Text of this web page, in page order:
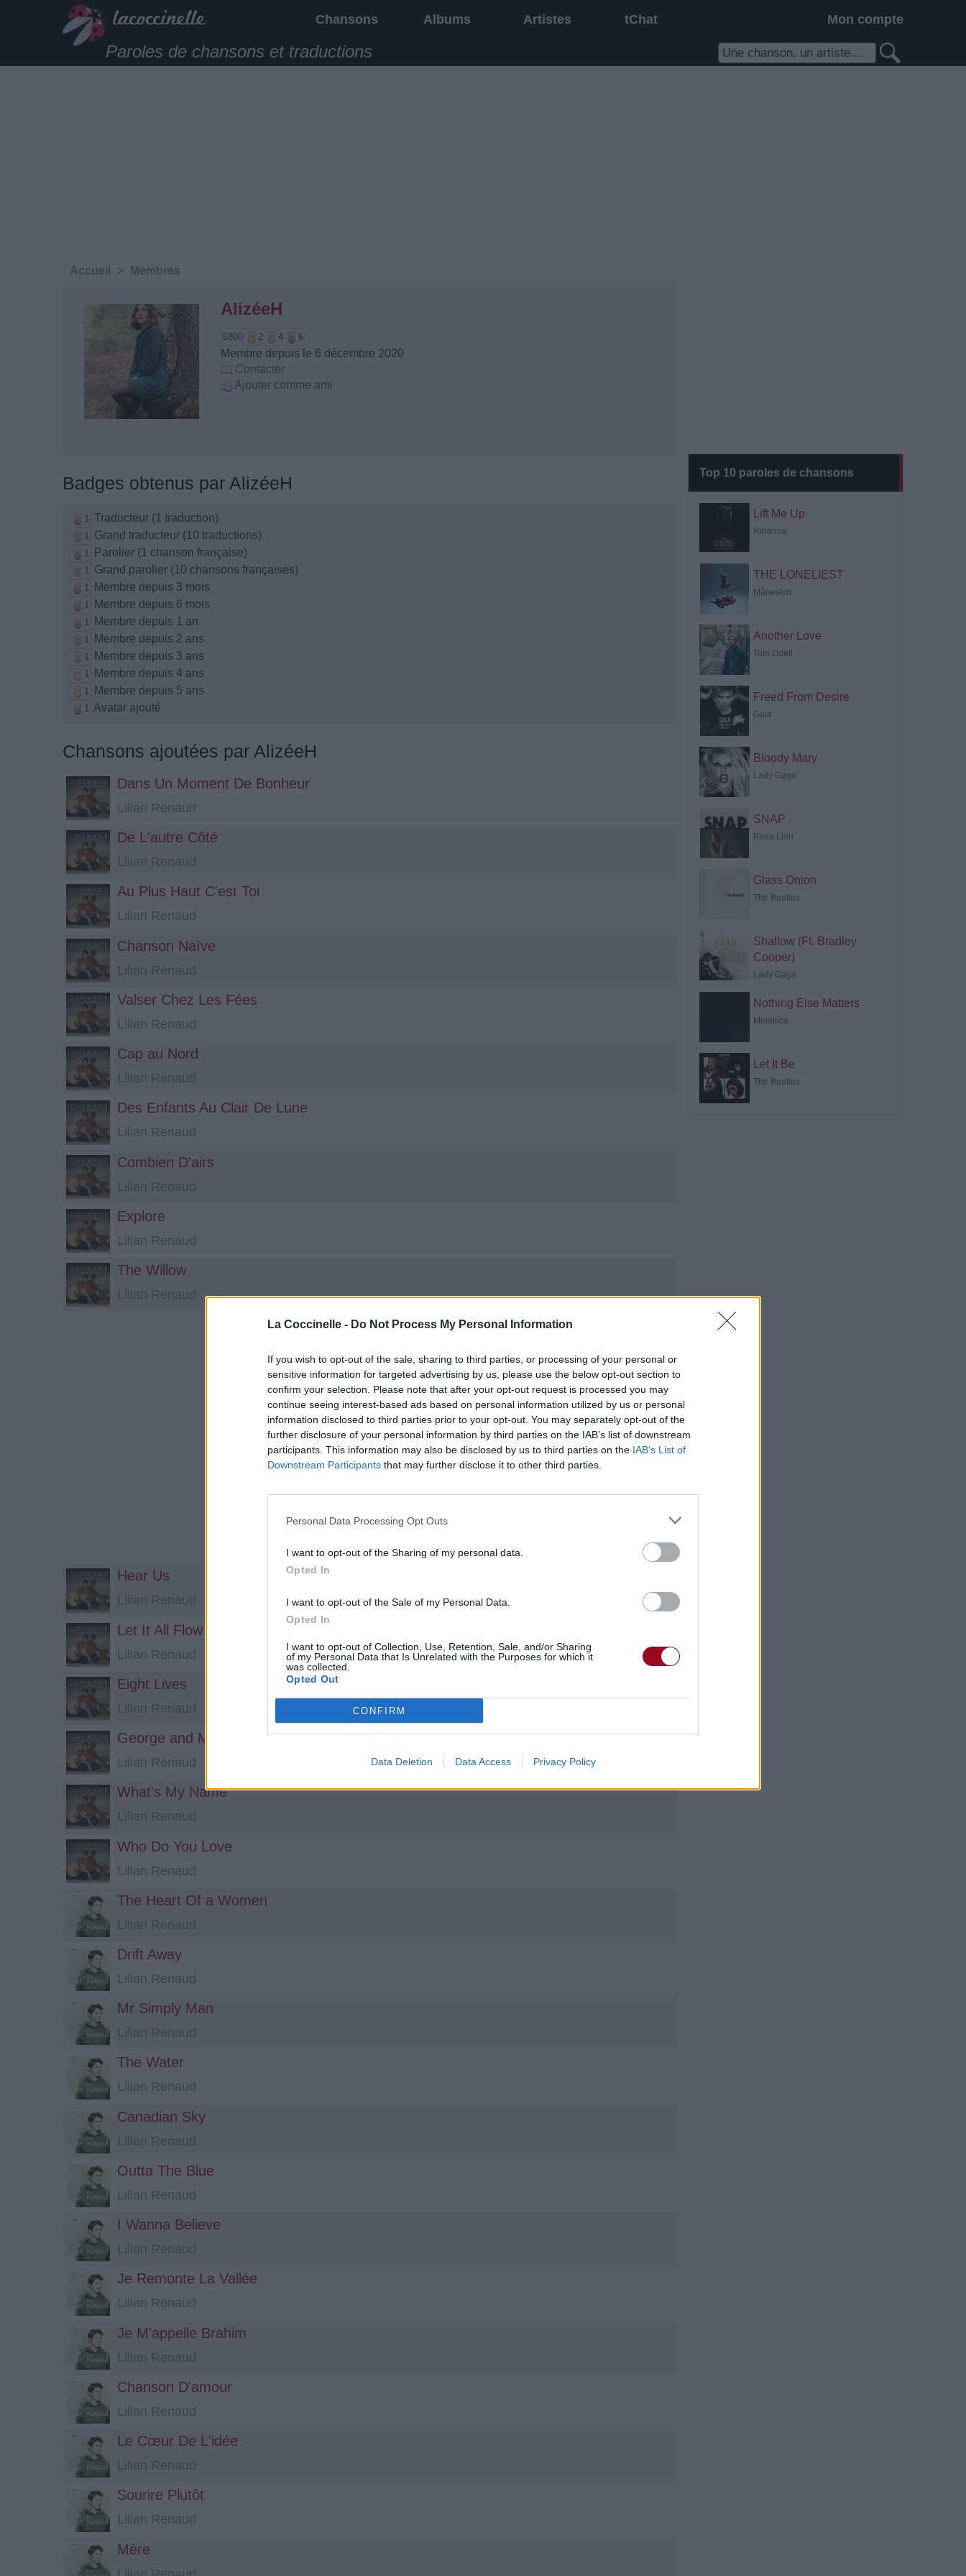
La Coccinelle - Do Not Process My Personal Information
If you wish to opt-out of the sale, sharing to third parties, or processing of your personal or
sensitive information for targeted advertising by us, please use the below opt-out section to
confirm your selection. Please note that after your opt-out request is processed you may
continue seeing interest-based ads based on personal information utilized by us or personal
information disclosed to third parties prior to your opt-out. You may separately opt-out of the
further disclosure of your personal information by third parties on the IAB’s list of downstream
participants. This information may also be disclosed by us to third parties on the IAB’s List of
Downstream Participants that may further disclose it to other third parties.
Personal Data Processing Opt Outs
I want to opt-out of the Sharing of my personal data.
Opted In
I want to opt-out of the Sale of my Personal Data.
Opted In
I want to opt-out of Collection, Use, Retention, Sale, and/or Sharing
of my Personal Data that Is Unrelated with the Purposes for which it
was collected.
Opted Out
CONFIRM
Data Deletion Data Access Privacy Policy
Chansons Albums Artistes tChat Mon compte
Paroles de chansons et traductions
Top 10 paroles de chansons
Lift Me Up
Rihanna
THE LONELIEST
Måneskin
Another Love
Tom Odell
Freed From Desire
Gala
Bloody Mary
Lady Gaga
SNAP
Rosa Linn
Glass Onion
The Beatles
Shallow (Ft. Bradley
Cooper)
Lady Gaga
Nothing Else Matters
Metallica
Let It Be
The Beatles
Accueil > Membres
AlizéeH
6800 2 4 6
Membre depuis le 6 décembre 2020
Contacter
Ajouter comme ami
Badges obtenus par AlizéeH
1 Traducteur (1 traduction)
1 Grand traducteur (10 traductions)
1 Parolier (1 chanson française)
1 Grand parolier (10 chansons françaises)
1 Membre depuis 3 mois
1 Membre depuis 6 mois
1 Membre depuis 1 an
1 Membre depuis 2 ans
1 Membre depuis 3 ans
1 Membre depuis 4 ans
1 Membre depuis 5 ans
1 Avatar ajouté
Chansons ajoutées par AlizéeH
Dans Un Moment De Bonheur
Lilian Renaud
De L'autre Côté
Lilian Renaud
Au Plus Haut C'est Toi
Lilian Renaud
Chanson Naïve
Lilian Renaud
Valser Chez Les Fées
Lilian Renaud
Cap au Nord
Lilian Renaud
Des Enfants Au Clair De Lune
Lilian Renaud
Combien D'airs
Lilian Renaud
Explore
Lilian Renaud
The Willow
Lilian Renaud
Hear Us
Lilian Renaud
Let It All Flow
Lilian Renaud
Eight Lives
Lilian Renaud
George and Mary
Lilian Renaud
What's My Name
Lilian Renaud
Who Do You Love
Lilian Renaud
The Heart Of a Women
Lilian Renaud
Drift Away
Lilian Renaud
Mr Simply Man
Lilian Renaud
The Water
Lilian Renaud
Canadian Sky
Lilian Renaud
Outta The Blue
Lilian Renaud
I Wanna Believe
Lilian Renaud
Je Remonte La Vallée
Lilian Renaud
Je M'appelle Brahim
Lilian Renaud
Chanson D'amour
Lilian Renaud
Le Cœur De L'idée
Lilian Renaud
Sourire Plutôt
Lilian Renaud
Mère